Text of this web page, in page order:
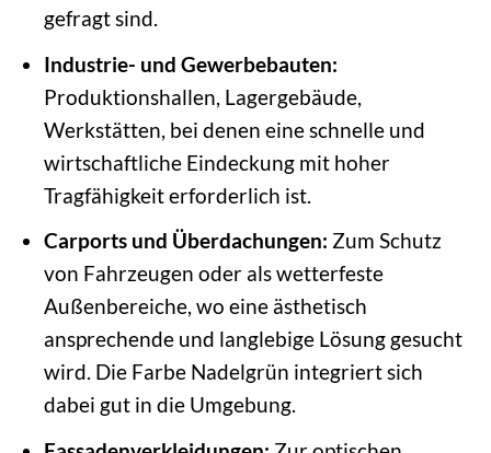
gefragt sind.
Industrie- und Gewerbebauten:
Produktionshallen, Lagergebäude,
Werkstätten, bei denen eine schnelle und
wirtschaftliche Eindeckung mit hoher
Tragfähigkeit erforderlich ist.
Carports und Überdachungen: Zum Schutz
von Fahrzeugen oder als wetterfeste
Außenbereiche, wo eine ästhetisch
ansprechende und langlebige Lösung gesucht
wird. Die Farbe Nadelgrün integriert sich
dabei gut in die Umgebung.